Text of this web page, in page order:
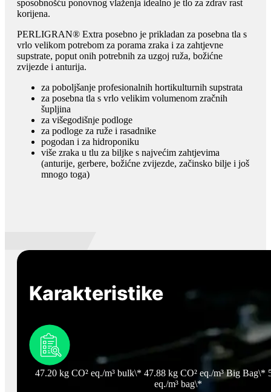
sposobnošću ponovnog vlaženja idealno je tlo za zdrav rast
korijena.
PERLIGRAN® Extra posebno je prikladan za posebna tla s
vrlo velikom potrebom za porama zraka i za zahtjevne
supstrate, poput onih potrebnih za uzgoj ruža, božićne
zvijezde i anturija.
za poboljšanje profesionalnih hortikulturnih supstrata
za posebna tla s vrlo velikim volumenom zračnih
šupljina
za višegodišnje podloge
za podloge za ruže i rasadnike
pogodan i za hidroponiku
više zraka u tlu za biljke s najvećim zahtjevima
(anturije, gerbere, božićne zvijezde, začinsko bilje i još
mnogo toga)
Karakteristike
47.20 kg CO² eq./m³ bulk\* 47.88 kg CO² eq./m³ Big Bag\*
eq./m³ bag\*